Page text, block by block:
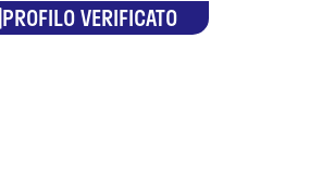
PROFILO VERIFICATO